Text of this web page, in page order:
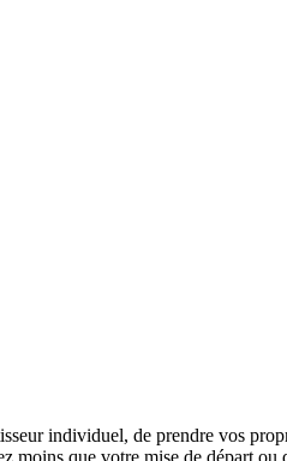
individuel, de prendre vos